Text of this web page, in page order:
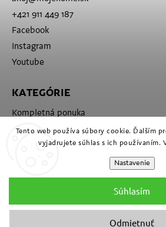
Tento web používa súbory cookie. Ďalším
vyjadrujete súhlas s ich používaním.
Nastavenie
Odmietnuť
Súhlasím
+421 911 449 187
Facebook
Instagram
Youtube
KATEGÓRIE
Kompletná ponuka
Značky